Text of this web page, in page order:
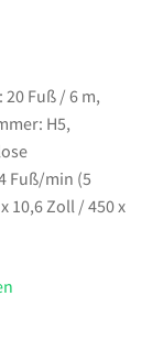
Fuß / 6 m,
H5,
Fuß/min (5
10,6 Zoll / 450 x